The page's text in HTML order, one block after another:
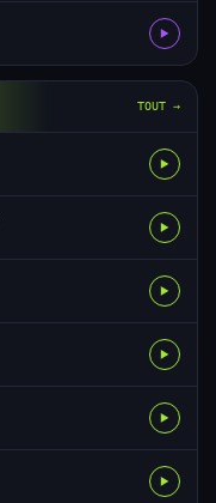
▶
TOUT →
▶
▶
▶
▶
▶
▶